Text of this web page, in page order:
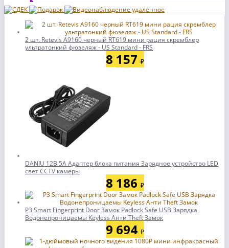
2 шт. Retevis A9160 черный RT619 мини рация скремблер
ультратонкий фюзеляж - US Standard - FRS
8 157 ₽
DANIU 12В 5А Адаптер блока питания Зарядное устройство LED
свет CCTV камеры
8 186 ₽
P3 Smart Fingerprint Door Замок Padlock Safe USB Зарядка
Водонепроницаемы Keyless Анти Theft Замок
9 694 ₽